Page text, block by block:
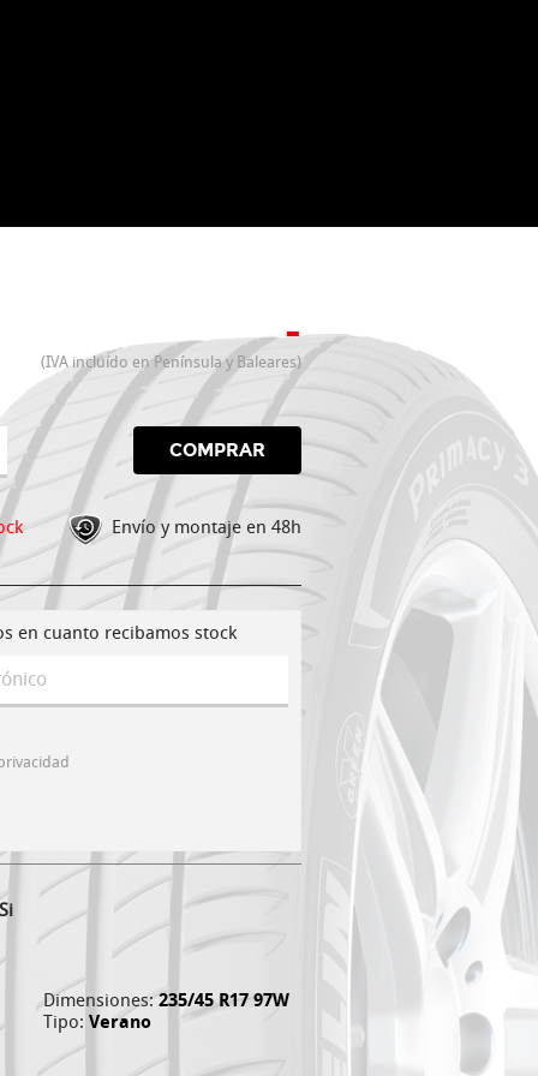
-
(IVA incluído en Península y Baleares)
COMPRAR
Envío y montaje en 48h
en cuanto recibamos stock
Si
Dimensiones:235/45 R17 97W
Tipo: Verano